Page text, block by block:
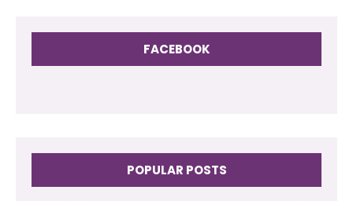
FACEBOOK
POPULAR POSTS